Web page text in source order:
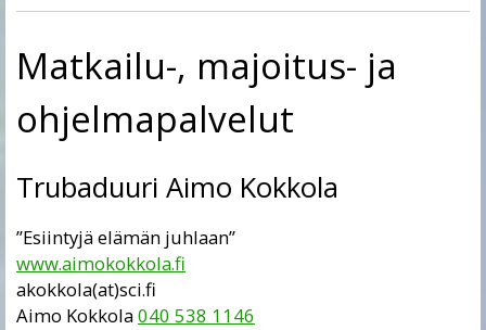
Matkailu-, majoitus- ja
ohjelmapalvelut
Trubaduuri Aimo Kokkola
”Esiintyjä elämän juhlaan”
www.aimokokkola.fi
akokkola(at)sci.fi
Aimo Kokkola040 538 1146